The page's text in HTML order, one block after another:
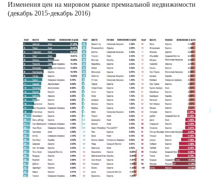
Изменения цен на мировом рынке премиальной недвижимости
(декабрь 2015-декабрь 2016)